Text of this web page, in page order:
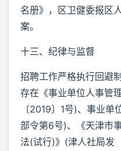
名册》，区卫健委报区
案。
十三、纪律与监督
招聘工作严格执行回避
存在《事业单位人事管
〔2019〕1号)、事业
部令第6号)、《天津市
法(试行)》(津人社局发